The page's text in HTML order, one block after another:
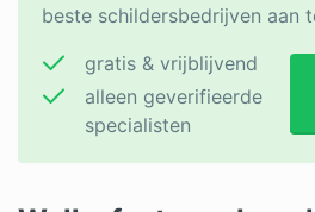
beste schildersbedrijven aan
gratis & vrijblijvend
alleen geverifieerde
specialisten